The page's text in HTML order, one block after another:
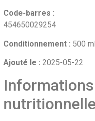
Code-barres :
454650029254
Conditionnement : 500
Ajouté le : 2025-05-22
Informations